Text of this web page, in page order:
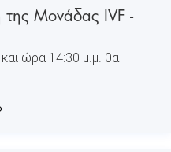
της Μονάδας IVF -
ώρα 14:30 μ.μ. θα